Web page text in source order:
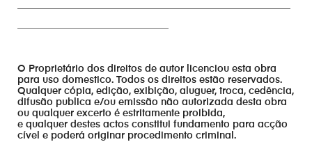
O Proprietário dos direitos de autor licenciou esta obra
para uso domestico. Todos os direitos estão reservados.
Qualquer cópia, edição, exibição, aluguer, troca, cedência,
difusão publica e/ou emissão não autorizada desta obra
ou qualquer excerto é estritamente proibida,
e qualquer destes actos constitui fundamento para acção
cível e poderá originar procedimento criminal.